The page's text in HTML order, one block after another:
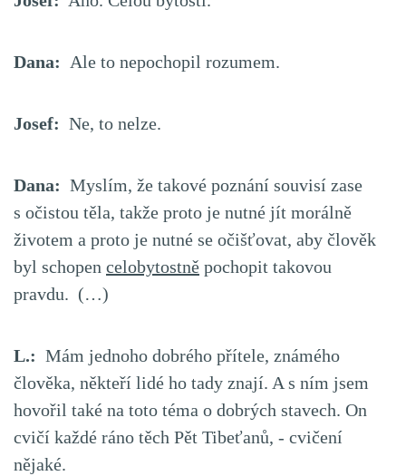
Dana: Ale to nepochopil rozumem.
Josef: Ne, to nelze.
Dana: Myslím, že takové poznání souvisí zase
s očistou těla, takže proto je nutné jít morálně
životem a proto je nutné se očišťovat, aby člověk
byl schopen celobytostně pochopit takovou
pravdu. (…)
L.: Mám jednoho dobrého přítele, známého
člověka, někteří lidé ho tady znají. A s ním jsem
hovořil také na toto téma o dobrých stavech. On
cvičí každé ráno těch Pět Tibeťanů, - cvičení
nějaké.